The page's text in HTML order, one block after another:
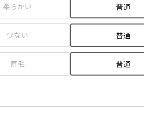
柔らかい 普通
少ない 普通
直毛 普通